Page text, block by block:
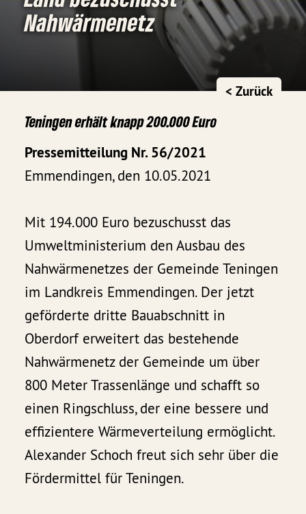
Nahwärmenetz
< Zurück
Teningen erhält knapp 200.000 Euro
Pressemitteilung Nr. 56/2021
Emmendingen, den 10.05.2021
Mit 194.000 Euro bezuschusst das
Umweltministerium den Ausbau des
Nahwärmenetzes der Gemeinde Teningen
im Landkreis Emmendingen. Der jetzt
geförderte dritte Bauabschnitt in
Oberdorf erweitert das bestehende
Nahwärmenetz der Gemeinde um über
800 Meter Trassenlänge und schafft so
einen Ringschluss, der eine bessere und
effizientere Wärmeverteilung ermöglicht.
Alexander Schoch freut sich sehr über die
Fördermittel für Teningen.